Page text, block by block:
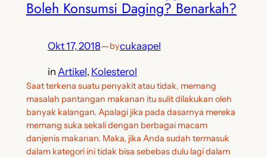
Boleh Konsumsi Daging? Benarkah?
Okt 17, 2018—bycukaapel
in Artikel, Kolesterol
Saat terkena suatu penyakit atau tidak, memang
masalah pantangan makanan itu sulit dilakukan oleh
banyak kalangan. Apalagi jika pada dasarnya mereka
memang suka sekali dengan berbagai macam
danjenis makanan. Maka, jika Anda sudah termasuk
dalam kategori ini tidak bisa sebebas dulu lagi dalam